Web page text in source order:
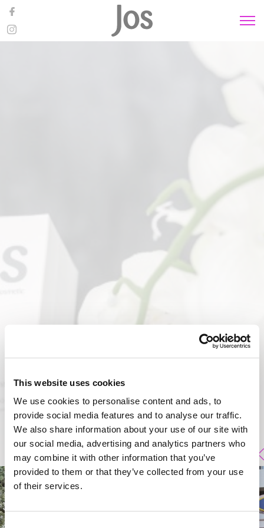
This website uses cookies
We use cookies to personalise content and ads, to
provide social media features and to analyse our traffic.
We also share information about your use of our site with
our social media, advertising and analytics partners who
may combine it with other information that you’ve
provided to them or that they’ve collected from your use
of their services.